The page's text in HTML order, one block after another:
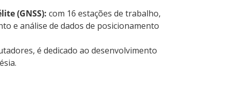
(GNSS): com 16 estações de trabalho,
e análise de dados de posicionamento
é dedicado ao desenvolvimento